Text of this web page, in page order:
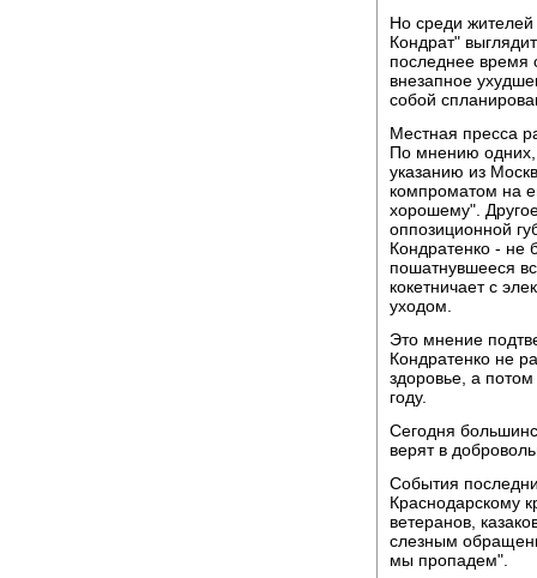
Но среди жителей
Кондрат"
последнее время
внезапное
собой
Местная пресса
По мнению одних,
указанию из
компроматом на
хорошему".
оппозиционной
Кондратенко - не
пошатнувшееся
кокетничает с
уходом.
Это мнение
Кондратенко не
здоровье, а
году.
Сегодня
верят в
События
Краснодарскому
ветеранов,
слезным
мы пропадем".